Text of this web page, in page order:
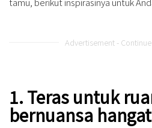
Advertisement -
1. Teras untuk
bernuansa